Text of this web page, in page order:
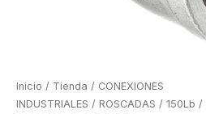
Inicio / Tienda / CONEXIONES
INDUSTRIALES / ROSCADAS / 150Lb /